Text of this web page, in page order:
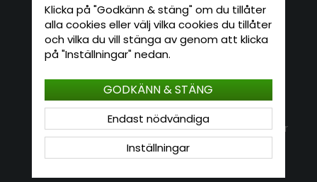
E-mail: info@hatshop.se
Tel: 031-320 22 00
Kundservice
Kontakt
Jag vill göra en retur
Köpvillkor
Logga in
Information
Om Hatshop.se
Populära sökningar
Klicka på "Godkänn & stäng" om du tillåter
alla cookies eller välj vilka cookies du tillåter
och vilka du vill stänga av genom att klicka
på "Inställningar" nedan.
Inställningar
Endast nödvändiga
GODKÄNN & STÄNG